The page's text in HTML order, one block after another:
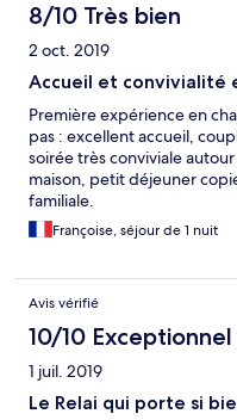
8/10 Très bien
2 oct. 2019
Accueil et convivialité
Première expérience en
pas : excellent accueil,
soirée très conviviale
maison, petit déjeuner
familiale.
Françoise, séjour de 1 nuit
Avis vérifié
10/10 Exceptionnel
1 juil. 2019
Le Relai qui porte si